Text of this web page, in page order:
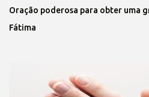
Oração poderosa para obter uma
Fátima